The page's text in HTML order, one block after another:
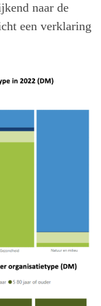
naar de
een verklaring